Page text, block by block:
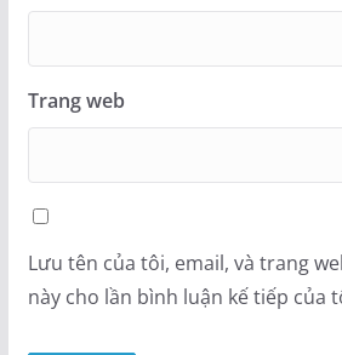
Trang web
Lưu tên của tôi, email, và trang
này cho lần bình luận kế tiếp của